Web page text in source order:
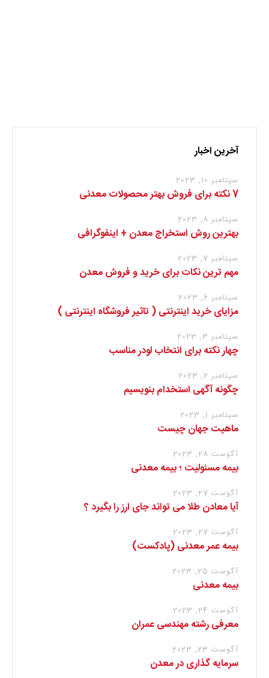
آخرین اخبار
سپتامبر 10, 2023
7 نکته برای فروش بهتر محصولات معدنی
سپتامبر 8, 2023
بهترین روش استخراج معدن + اینفوگرافی
سپتامبر 7, 2023
مهم ترین نکات برای خرید و فروش معدن
سپتامبر 6, 2023
مزایای خرید اینترنتی ( تاثیر فروشگاه اینترنتی )
سپتامبر 3, 2023
چهار نکته برای انتخاب لودر مناسب
سپتامبر 2, 2023
چگونه آگهی استخدام بنویسیم
سپتامبر 1, 2023
ماهیت جهان چیست
آگوست 28, 2023
بیمه مسئولیت ؛ بیمه معدنی
آگوست 27, 2023
آیا معادن طلا می تواند جای ارز را بگیرد ؟
آگوست 27, 2023
بیمه عمر معدنی (پادکست)
آگوست 25, 2023
بیمه معدنی
آگوست 24, 2023
معرفی رشته مهندسی عمران
آگوست 23, 2023
سرمایه گذاری در معدن